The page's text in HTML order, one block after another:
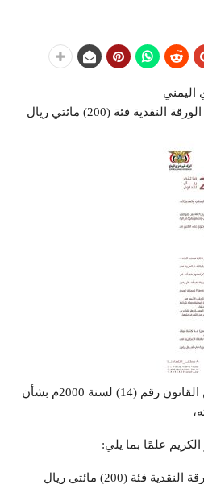
اليمني
بشأن طرح الإصدار الثاني من الورقة النقدية فئة (200) مائتي ريال
استنادًا لأحكام المادة (24) من القانون رقم (14) لسنة 2000م بشأن
علمًا بما يلي:
1. طرح الإصدار الثاني من الورقة النقدية فئة (200) مائتي ريال